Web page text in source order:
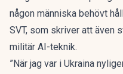
någon människa behövt
SVT, som skriver att även
militär AI-teknik.
”När jag var i Ukraina